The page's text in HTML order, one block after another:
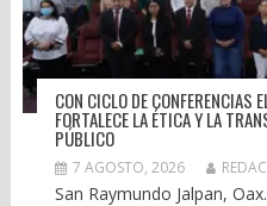
CON CICLO DE CONFERENCIAS
FORTALECE LA ÉTICA Y LA
PÚBLICO
7 AGOSTO, 2026
San Raymundo Jalpan,